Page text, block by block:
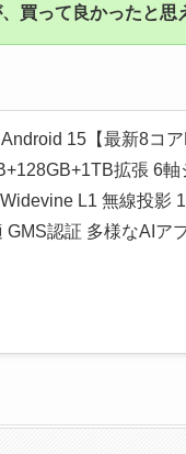
買って良かったと思
15【最新8コ
拡張 6
L1 無線投影
GMS認証 多様なAIア